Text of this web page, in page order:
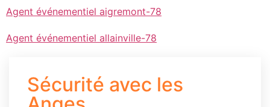
Agent événementiel aigremont-78
Agent événementiel allainville-78
Sécurité avec les